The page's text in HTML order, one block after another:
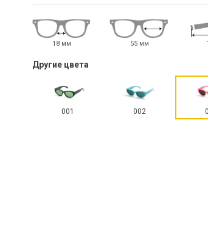
18 мм 55 мм
Другие цвета
001 002